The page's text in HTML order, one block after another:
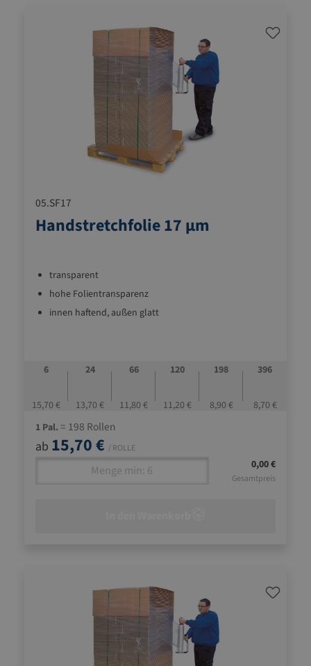
05.SF17
Handstretchfolie 17 µm
transparent
hohe Folientransparenz
innen haftend, außen glatt
6
15,70 €
24
13,70 €
66
11,80 €
120
11,20 €
198
8,90 €
396
8,70 €
1 Pal. = 198 Rollen
ab 15,70 € / ROLLE
0,00 €
Gesamtpreis